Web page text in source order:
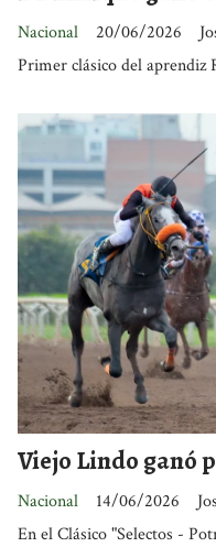
Nacional
20/06/2026
Primer clásico del aprendiz
Viejo Lindo ganó
Nacional
14/06/2026
En el Clásico "Selectos -